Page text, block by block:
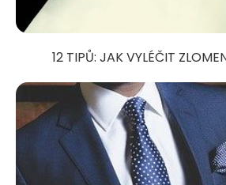
12 TIPŮ: JAK VYLÉČIT